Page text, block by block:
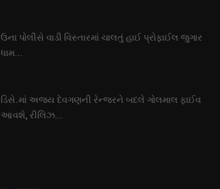
ઉના પોલીસે વાડી વિસ્તારમાં ચાલતું હાઈ પ્રોફાઈલ જુગાર
ધામ...
ડિસે.માં અજય દેવગણની રેન્જરને બદલે ગોલમાલ ફાઈવ
આવશે, રીલિઝ...